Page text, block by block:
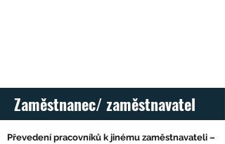
Zaměstnanec/ zaměstnavatel
Převedení pracovníků k jinému zaměstnavateli –